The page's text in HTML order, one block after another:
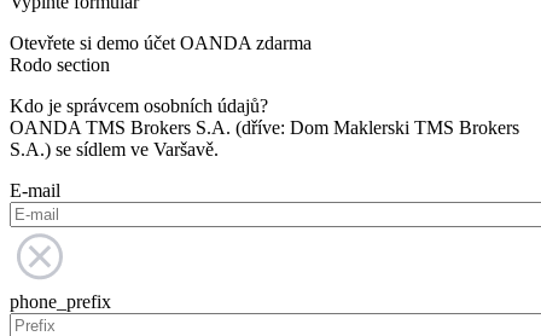
Otevřete si demo účet OANDA zdarma
Rodo section
Kdo je správcem osobních údajů?
OANDA TMS Brokers S.A. (dříve: Dom Maklerski TMS Brokers
S.A.) se sídlem ve Varšavě.
E-mail
phone_prefix